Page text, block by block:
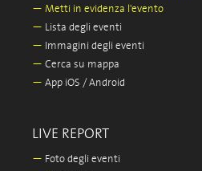
— Metti in evidenza l'evento
— Lista degli eventi
— Immagini degli eventi
— Cerca su mappa
— App iOS / Android
LIVE REPORT
— Foto degli eventi